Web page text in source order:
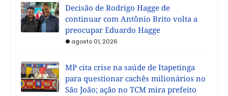
Decisão de Rodrigo Hagge de
continuar com Antônio Brito volta a
preocupar Eduardo Hagge
agosto 01, 2026
MP cita crise na saúde de Itapetinga
para questionar cachês milionários no
São João; ação no TCM mira prefeito